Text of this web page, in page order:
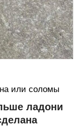
или соломы
ладони